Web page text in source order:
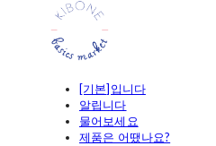
[기본]입니다
알립니다
물어보세요
제품은 어땠나요?